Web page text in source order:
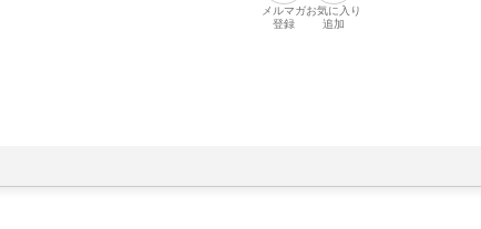
メルマガ
登録
お気に入り
追加